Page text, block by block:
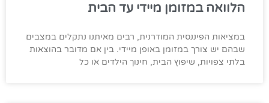
הלוואה במזומן מיידי עד הבית
במציאות הפיננסית המודרנית, רבים מאיתנו נתקלים במצבים
שבהם יש צורך במזומן באופן מיידי. בין אם מדובר בהוצאות
בלתי צפויות, שיפוץ הבית, חינוך הילדים או כל